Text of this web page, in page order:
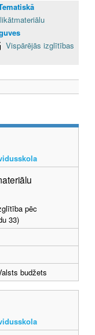
Vispārējās izglītības
pēc
33)
budžets